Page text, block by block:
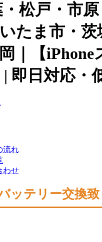
松戸・市
たま市・茨
｜【iPhone
| 即日対応・
流れ
わせ
ッテリー交換